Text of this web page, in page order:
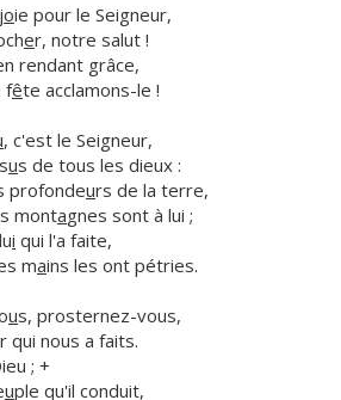
oie pour le Seigneur,
er, notre salut !
rendant grâce,
fête acclamons-le !
, c'est le Seigneur,
us de tous les dieux :
profondeurs de la terre,
montagnes sont à lui ;
i qui l'a faite,
mains les ont pétries.
us, prosternez-vous,
r qui nous a faits.
; +
uple qu'il conduit,